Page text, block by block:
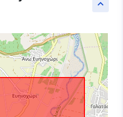
keyboard_arrow_up